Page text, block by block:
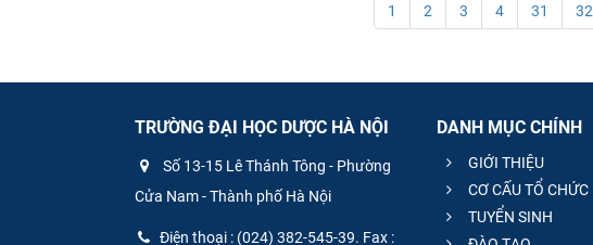
1 2 3 4 31 32
TRƯỜNG ĐẠI HỌC DƯỢC HÀ NỘI
Số 13-15 Lê Thánh Tông - Phường
Cửa Nam - Thành phố Hà Nội
Điện thoại : (024) 382-545-39. Fax :
DANH MỤC CHÍNH
GIỚI THIỆU
CƠ CẤU TỔ CHỨC
TUYỂN SINH